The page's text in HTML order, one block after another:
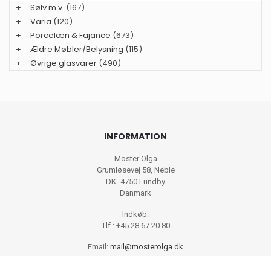
+
Sølv m.v. (167)
+
Varia (120)
+
Porcelæn & Fajance (673)
+
Ældre Møbler/Belysning (115)
+
Øvrige glasvarer (490)
INFORMATION
Moster Olga
Grumløsevej 58, Neble
DK -4750 Lundby
Danmark
Indkøb:
Tlf : +45 28 67 20 80
Email: mail@mosterolga.dk